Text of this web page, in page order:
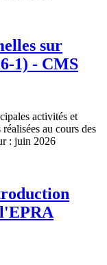
sur
1) - CMS
activités et
au cours des
: juin 2026